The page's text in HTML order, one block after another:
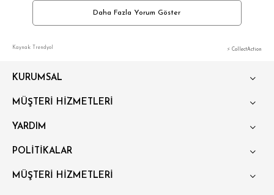
Daha Fazla Yorum Göster
Kaynak: Trendyol ⚡ CollectAction
KURUMSAL
MÜŞTERİ HİZMETLERİ
YARDIM
POLİTİKALAR
MÜŞTERİ HİZMETLERİ